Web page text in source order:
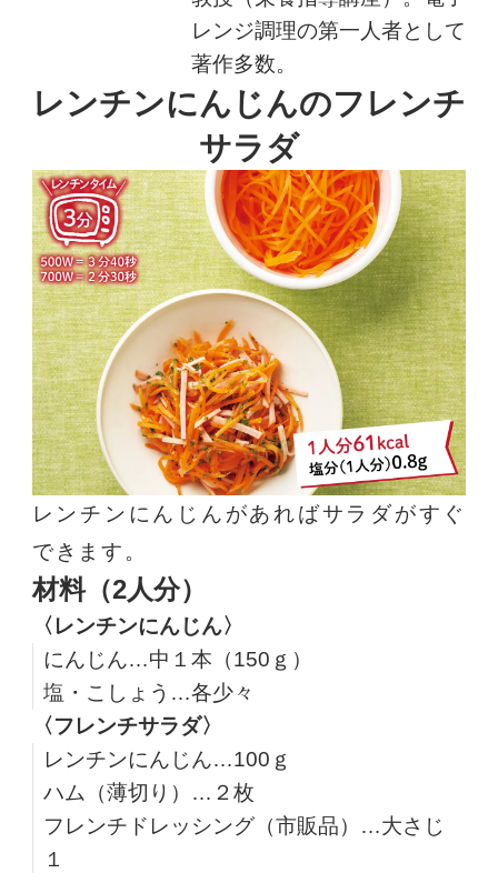
レンジ調理の第一人者として
著作多数。
レンチンにんじんのフレンチ
サラダ
レンチンにんじんがあればサラダがすぐ
できます。
材料（2人分）
〈レンチンにんじん〉
にんじん…中１本（150ｇ）
塩・こしょう…各少々
〈フレンチサラダ〉
レンチンにんじん…100ｇ
ハム（薄切り）…２枚
フレンチドレッシング（市販品）…大さじ
１